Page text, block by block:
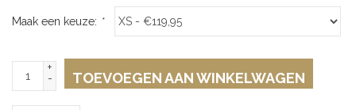
Maak een keuze: *
+
-
TOEVOEGEN AAN WINKELWAGEN